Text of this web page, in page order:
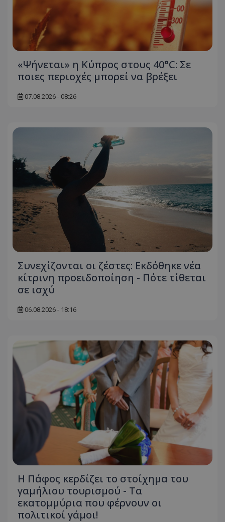
«Ψήνεται» η Κύπρος στους 40°C: Σε
ποιες περιοχές μπορεί να βρέξει
07.08.2026 - 08:26
Συνεχίζονται οι ζέστες: Εκδόθηκε νέα
κίτρινη προειδοποίηση - Πότε τίθεται
σε ισχύ
06.08.2026 - 18:16
Η Πάφος κερδίζει το στοίχημα του
γαμήλιου τουρισμού - Τα
εκατομμύρια που φέρνουν οι
πολιτικοί γάμοι!